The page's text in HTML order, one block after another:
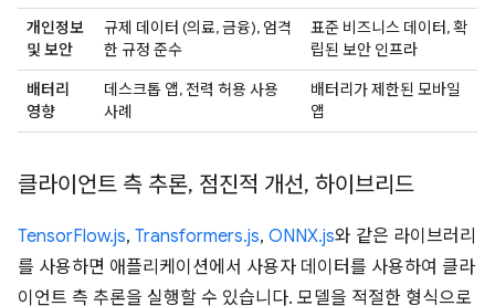
개인정보
및 보안
규제 데이터 (의료, 금융), 엄격
한 규정 준수
표준 비즈니스 데이터, 확
립된 보안 인프라
배터리
영향
데스크톱 앱, 전력 허용 사용
사례
배터리가 제한된 모바일
앱
클라이언트 측 추론, 점진적 개선, 하이브리드
TensorFlow.js, Transformers.js, ONNX.js와 같은 라이브러리
를 사용하면 애플리케이션에서 사용자 데이터를 사용하여 클라
이언트 측 추론을 실행할 수 있습니다. 모델을 적절한 형식으로